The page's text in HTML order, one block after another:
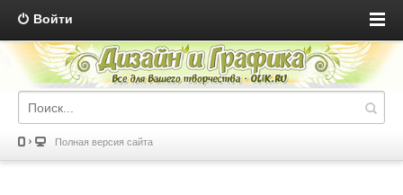
Войти
Полная версия сайта